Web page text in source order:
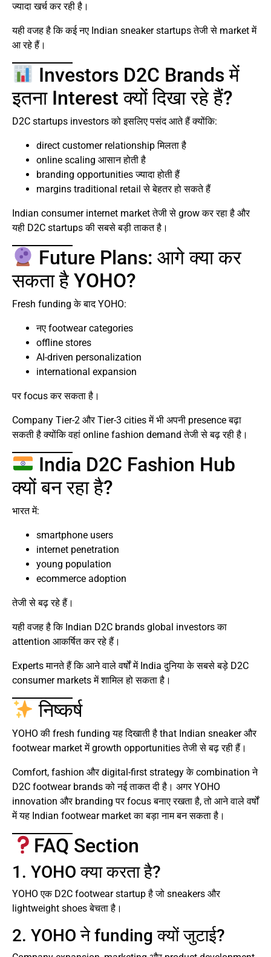
ज्यादा खर्च कर रही है।
यही वजह है कि कई नए Indian sneaker startups तेजी से market में
आ रहे हैं।
Investors D2C Brands में
इतना Interest क्यों दिखा रहे हैं?
D2C startups investors को इसलिए पसंद आते हैं क्योंकि:
direct customer relationship मिलता है
online scaling आसान होती है
branding opportunities ज्यादा होती हैं
margins traditional retail से बेहतर हो सकते हैं
Indian consumer internet market तेजी से grow कर रहा है और
यही D2C startups की सबसे बड़ी ताकत है।
Future Plans: आगे क्या कर
सकता है YOHO?
Fresh funding के बाद YOHO:
नए footwear categories
offline stores
AI-driven personalization
international expansion
पर focus कर सकता है।
Company Tier-2 और Tier-3 cities में भी अपनी presence बढ़ा
सकती है क्योंकि वहां online fashion demand तेजी से बढ़ रही है।
India D2C Fashion Hub
क्यों बन रहा है?
भारत में:
smartphone users
internet penetration
young population
ecommerce adoption
तेजी से बढ़ रहे हैं।
यही वजह है कि Indian D2C brands global investors का
attention आकर्षित कर रहे हैं।
Experts मानते हैं कि आने वाले वर्षों में India दुनिया के सबसे बड़े D2C
consumer markets में शामिल हो सकता है।
निष्कर्ष
YOHO की fresh funding यह दिखाती है that Indian sneaker और
footwear market में growth opportunities तेजी से बढ़ रही हैं।
Comfort, fashion और digital-first strategy के combination ने
D2C footwear brands को नई ताकत दी है। अगर YOHO
innovation और branding पर focus बनाए रखता है, तो आने वाले वर्षों
में यह Indian footwear market का बड़ा नाम बन सकता है।
FAQ Section
1. YOHO क्या करता है?
YOHO एक D2C footwear startup है जो sneakers और
lightweight shoes बेचता है।
2. YOHO ने funding क्यों जुटाई?